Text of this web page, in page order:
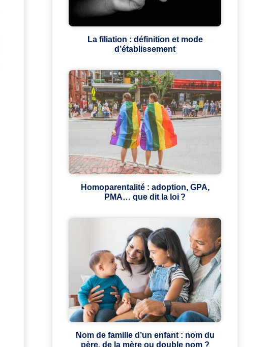
La filiation : définition et mode
d’établissement
Homoparentalité : adoption, GPA,
PMA… que dit la loi ?
Nom de famille d’un enfant : nom du
père, de la mère ou double nom ?